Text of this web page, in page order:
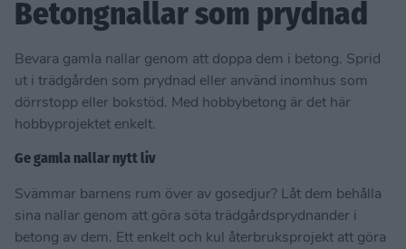
Betongnallar som prydnad
Bevara gamla nallar genom att doppa dem i betong. Sprid
ut i trädgården som prydnad eller använd inomhus som
dörrstopp eller bokstöd. Med hobbybetong är det här
hobbyprojektet enkelt.
Ge gamla nallar nytt liv
Svämmar barnens rum över av gosedjur? Låt dem behålla
sina nallar genom att göra söta trädgårdsprydnander i
betong av dem. Ett enkelt och kul återbruksprojekt att göra